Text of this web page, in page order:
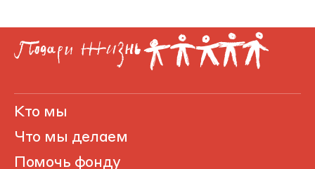
Кто мы
Что мы делаем
Помочь фонду